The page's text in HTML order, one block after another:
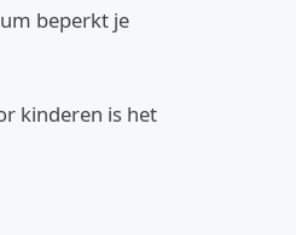
beperkt je
kinderen is het